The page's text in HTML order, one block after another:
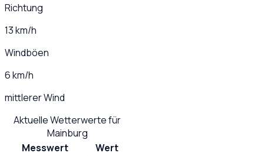
Richtung
13 km/h
Windböen
6 km/h
mittlerer Wind
Aktuelle Wetterwerte für
Mainburg
Messwert
Wert